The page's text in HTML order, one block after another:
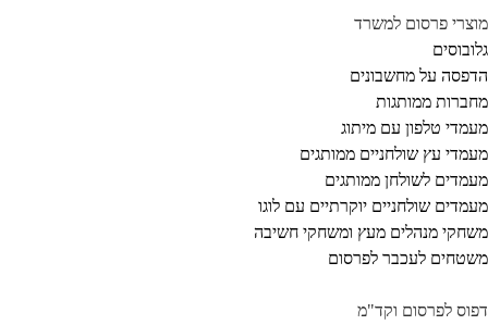
פרסום למשרד
על מחשבונים
ממותגות
טלפון עם מיתוג
עץ שולחניים ממותגים
לשולחן ממותגים
שולחניים יוקרתיים עם לוגו
מנהלים מעץ ומשחקי חשיבה
לעכבר לפרסום
לפרסום וקד"מ